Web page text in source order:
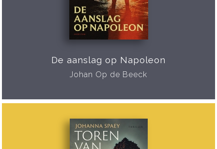
De aanslag op Napoleon
Johan Op de Beeck